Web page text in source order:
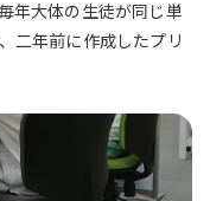
年大体の生徒が同じ単
二年前に作成したプリ